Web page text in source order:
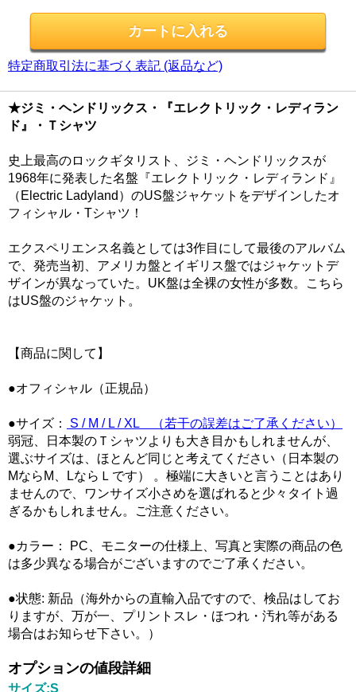
特定商取引法に基づく表記 (返品など)
★ジミ・ヘンドリックス・『エレクトリック・レディラン
ド』・Ｔシャツ
史上最高のロックギタリスト、ジミ・ヘンドリックスが
1968年に発表した名盤『エレクトリック・レディランド』
（Electric Ladyland）のUS盤ジャケットをデザインしたオ
フィシャル・Tシャツ！
エクスペリエンス名義としては3作目にして最後のアルバム
で、発売当初、アメリカ盤とイギリス盤ではジャケットデ
ザインが異なっていた。UK盤は全裸の女性が多数。こちら
はUS盤のジャケット。
【商品に関して】
●オフィシャル（正規品）
●サイズ：
S / M / L / XL （若干の誤差はご了承ください）
弱冠、日本製のＴシャツよりも大き目かもしれませんが、
選ぶサイズは、ほとんど同じと考えてください（日本製の
MならM、LならＬです） 。極端に大きいと言うことはあり
ませんので、ワンサイズ小さめを選ばれると少々タイト過
ぎるかもしれません。ご注意ください。
●カラー： PC、モニターの仕様上、写真と実際の商品の色
は多少異なる場合がございますのでご了承ください。
●状態: 新品（海外からの直輸入品ですので、検品はしてお
りますが、万が一、プリントスレ・ほつれ・汚れ等がある
場合はお知らせ下さい。）
オプションの値段詳細
サイズ:S